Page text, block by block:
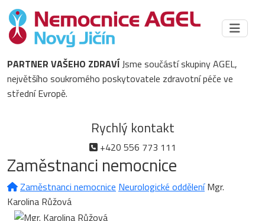
PARTNER VAŠEHO ZDRAVÍJsme součástí skupiny AGEL,
největšího soukromého poskytovatele zdravotní péče ve
střední Evropě.
Rychlý kontakt
+420 556 773 111
Zaměstnanci nemocnice
Zaměstnanci nemocnice Neurologické oddělení Mgr.
Karolina Růžová